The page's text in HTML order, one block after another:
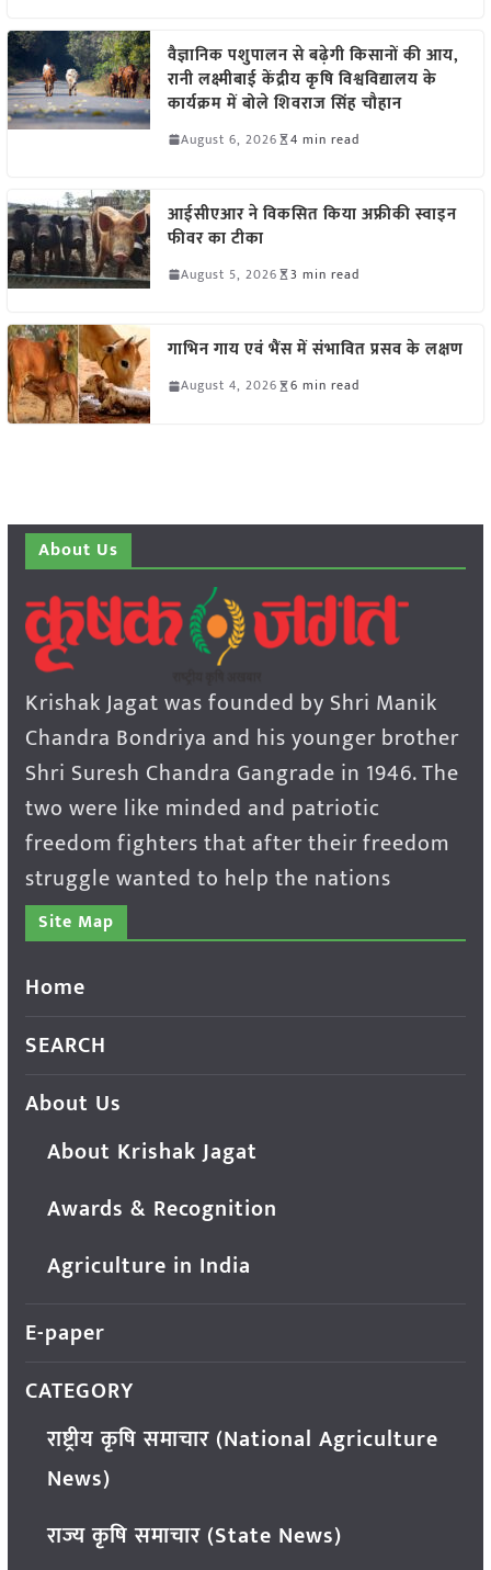
वैज्ञानिक पशुपालन से बढ़ेगी किसानों की आय,
रानी लक्ष्मीबाई केंद्रीय कृषि विश्वविद्यालय के
कार्यक्रम में बोले शिवराज सिंह चौहान
August 6, 2026 4 min read
आईसीएआर ने विकसित किया अफ्रीकी स्वाइन
फीवर का टीका
August 5, 2026 3 min read
गाभिन गाय एवं भैंस में संभावित प्रसव के लक्षण
August 4, 2026 6 min read
About Us
Krishak Jagat was founded by Shri Manik
Chandra Bondriya and his younger brother
Shri Suresh Chandra Gangrade in 1946. The
two were like minded and patriotic
freedom fighters that after their freedom
struggle wanted to help the nations
Site Map
Home
SEARCH
About Us
About Krishak Jagat
Awards & Recognition
Agriculture in India
E-paper
CATEGORY
राष्ट्रीय कृषि समाचार (National Agriculture
News)
राज्य कृषि समाचार (State News)